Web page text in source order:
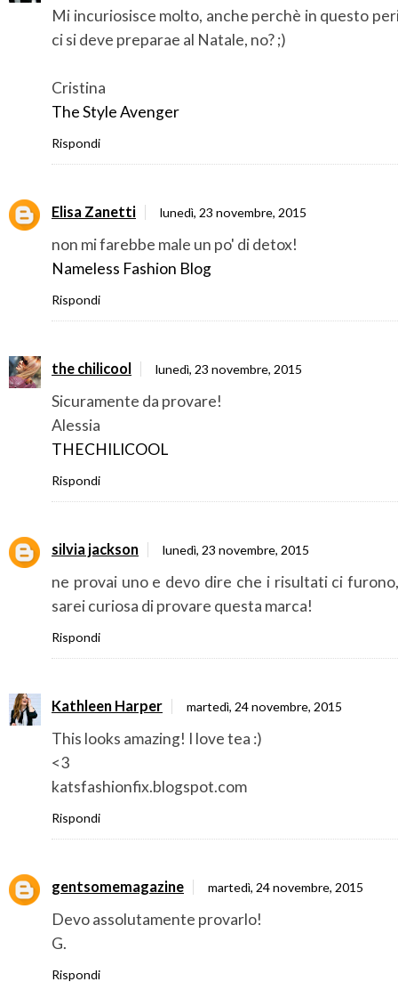
Mi incuriosisce molto, anche perchè in questo
ci si deve preparae al Natale, no? ;)
Cristina
The Style Avenger
Rispondi
Elisa Zanetti lunedì, 23 novembre, 2015
non mi farebbe male un po' di detox!
Nameless Fashion Blog
Rispondi
the chilicool lunedì, 23 novembre, 2015
Sicuramente da provare!
Alessia
THECHILICOOL
Rispondi
silvia jackson lunedì, 23 novembre, 2015
ne provai uno e devo dire che i risultati ci
sarei curiosa di provare questa marca!
Rispondi
Kathleen Harper martedì, 24 novembre, 2015
This looks amazing! I love tea :)
<3
katsfashionfix.blogspot.com
Rispondi
gentsomemagazine martedì, 24 novembre, 2015
Devo assolutamente provarlo!
G.
Rispondi